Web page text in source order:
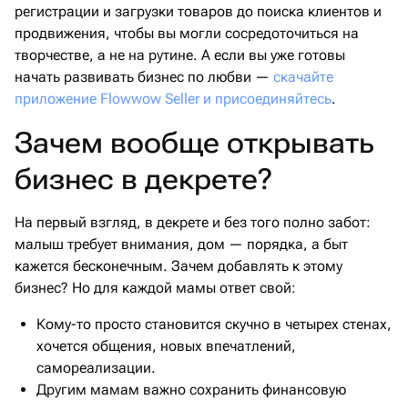
регистрации и загрузки товаров до поиска клиентов и
продвижения, чтобы вы могли сосредоточиться на
творчестве, а не на рутине. А если вы уже готовы
начать развивать бизнес по любви — скачайте
приложение Flowwow Seller и присоединяйтесь.
Зачем вообще открывать
бизнес в декрете?
На первый взгляд, в декрете и без того полно забот:
малыш требует внимания, дом — порядка, а быт
кажется бесконечным. Зачем добавлять к этому
бизнес? Но для каждой мамы ответ свой:
Кому-то просто становится скучно в четырех стенах,
хочется общения, новых впечатлений,
самореализации.
Другим мамам важно сохранить финансовую